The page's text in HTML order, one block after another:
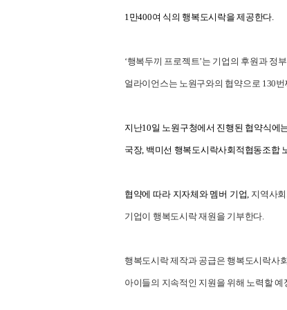
1만400여 식의 행복도시락을 제공한다.
‘행복두끼 프로젝트’는 기업의 후원과 정
얼라이언스는 노원구와의 협약으로 130
지난10일 노원구청에서 진행된 협약식에
국장, 백미선 행복도시락사회적협동조합
협약에 따라 지자체와 멤버 기업, 지역사
기업이 행복도시락 재원을 기부한다.
행복도시락 제작과 공급은 행복도시락사
아이들의 지속적인 지원을 위해 노력할 예